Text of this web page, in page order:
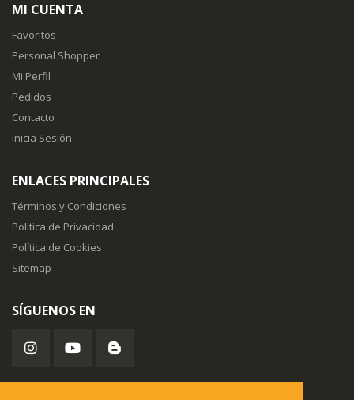
MI CUENTA
Favoritos
Personal Shopper
Mi Perfil
Pedidos
Contacto
Inicia Sesión
ENLACES PRINCIPALES
Términos y Condiciones
Política de Privacidad
Política de Cookies
Sitemap
SÍGUENOS EN